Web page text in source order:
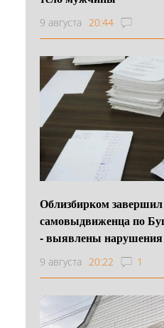
9 августа 20:44
Облизбирком
самовыдвиженца по
- выявлены нарушения
9 августа 20:22 1